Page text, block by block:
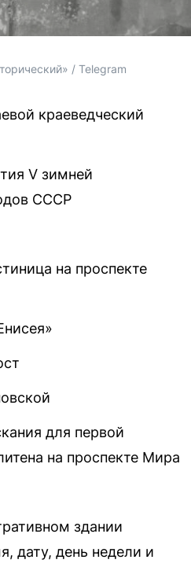
/ Telegram
краеведческий
V зимней
СССР
на проспекте
для первой
на проспекте Мира
здании
дату, день недели и